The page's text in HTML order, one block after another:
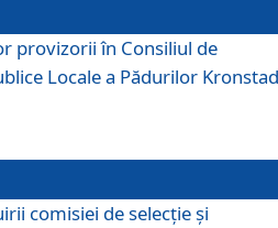
provizorii în Consiliul de
Locale a Pădurilor
comisiei de selecție și